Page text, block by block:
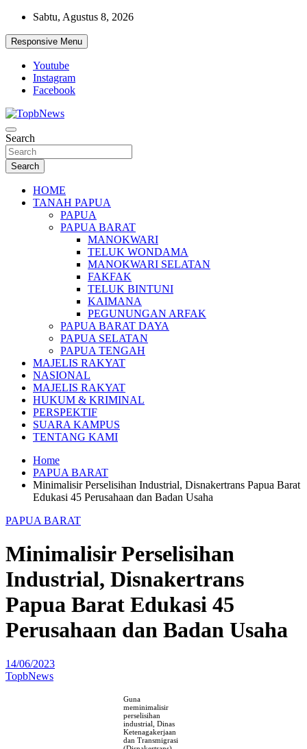
Skip
content
Sabtu, Agustus 8, 2026
Responsive Menu
Youtube
Instagram
Facebook
Search
Search
HOME
TANAH PAPUA
PAPUA
PAPUA BARAT
MANOKWARI
TELUK WONDAMA
MANOKWARI SELATAN
FAKFAK
TELUK BINTUNI
KAIMANA
PEGUNUNGAN ARFAK
PAPUA BARAT DAYA
PAPUA SELATAN
PAPUA TENGAH
MAJELIS RAKYAT
NASIONAL
MAJELIS RAKYAT
HUKUM & KRIMINAL
PERSPEKTIF
SUARA KAMPUS
TENTANG KAMI
Home
PAPUA BARAT
Minimalisir Perselisihan Industrial, Disnakertrans Papua Barat
Edukasi 45 Perusahaan dan Badan Usaha
PAPUA BARAT
Minimalisir Perselisihan
Industrial, Disnakertrans
Papua Barat Edukasi 45
Perusahaan dan Badan Usaha
14/06/2023
TopbNews
Guna
meminimalisir
perselisihan
industrial, Dinas
Ketenagakerjaan
dan Transmigrasi